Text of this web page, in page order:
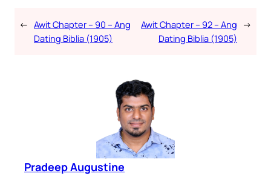
← Awit Chapter – 90 – Ang
Dating Biblia (1905)
Awit Chapter – 92 – Ang
Dating Biblia (1905)
→
Pradeep Augustine